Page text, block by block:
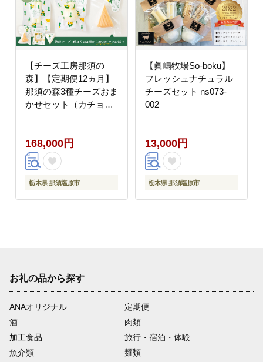
【チーズ工房那須の
森】【定期便12ヵ月】
那須の森3種チーズおま
かせセット（カチョカ
ズ1種） 毎月届く 12ヵ
月 12回コース ns003-
002
168,000円
栃木県 那須塩原市
【眞嶋牧場So-boku】
フレッシュナチュラル
チーズセット ns073-
002
13,000円
栃木県 那須塩原市
お礼の品から探す
ANAオリジナル
定期便
酒
肉類
加工食品
旅行・宿泊・体験
魚介類
麺類